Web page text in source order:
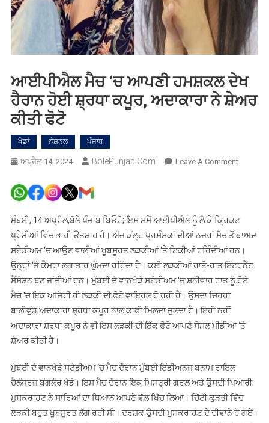
ਆਈਪੀਐਲ ਮੈਚ ‘ਚ ਆਪਣੀ ਹਮਸ਼ਕਲ ਦੇਖ
ਹੈਰਾਨ ਹੋਈ ਸ਼੍ਰਧਾ ਕਪੂਰ, ਅਦਾਕਾਰਾ ਨੇ ਸ਼ੇਅਰ
ਕੀਤੀ ਫੋਟੋ
ਖੇਡਾਂ ਨੈਸ਼ਨਲ ਪੰਜਾਬ
ਅਪ੍ਰੈਲ 14, 2024 BolePunjab.com Leave A CommentOn
ਆਪਣੀ
ਹੈਰਾਨ
ਸ਼੍ਰਧਾ
ਨੇ
ਮੁੰਬਈ, 14 ਅਪ੍ਰੈਲ,ਬੋਲੇ ਪੰਜਾਬ ਬਿਓਰੋ; ਇਸ ਸਮੇਂ ਆਈਪੀਐਲ ਨੂੰ ਲੈ ਕੇ ਕ੍ਰਿਕਟ
ਪ੍ਰੇਮੀਆਂ ਵਿੱਚ ਭਾਰੀ ਉਤਸ਼ਾਹ ਹੈ। ਅੱਜ ਕੱਲ੍ਹ ਪ੍ਰਸ਼ੰਸਕਾਂ ਦੀਆਂ ਨਜ਼ਰਾਂ ਮੈਚ ਤੋਂ ਬਾਅਦ
ਸਟੇਡੀਅਮ ‘ਚ ਆਉਣ ਵਾਲੀਆਂ ਖੂਬਸੂਰਤ ਲੜਕੀਆਂ ‘ਤੇ ਟਿਕੀਆਂ ਰਹਿੰਦੀਆਂ ਹਨ।
ਉਨ੍ਹਾਂ ‘ਤੇ ਕੈਮਰਾ ਲਗਾਤਾਰ ਘੁੰਮਦਾ ਰਹਿੰਦਾ ਹੈ। ਕਈ ਲੜਕੀਆਂ ਰਾਤੋ-ਰਾਤ ਇੰਟਰਨੈੱਟ
ਸੈਂਸੇਸ਼ਨ ਬਣ ਜਾਂਦੀਆਂ ਹਨ। ਮੁੰਬਈ ਦੇ ਵਾਨਖੇੜੇ ਸਟੇਡੀਅਮ ‘ਚ ਸ਼ਨੀਵਾਰ ਰਾਤ ਨੂੰ ਹੋਏ
ਮੈਚ ‘ਚ ਇਕ ਅਜਿਹੀ ਹੀ ਲੜਕੀ ਦੀ ਫੋਟੋ ਵਾਇਰਲ ਹੋ ਰਹੀ ਹੈ। ਉਸਦਾ ਚਿਹਰਾ
ਬਾਲੀਵੁੱਡ ਅਦਾਕਾਰਾ ਸ਼੍ਰਧਾ ਕਪੂਰ ਨਾਲ ਕਾਫੀ ਮਿਲਦਾ ਜੁਲਦਾ ਹੈ। ਇਹੀ ਨਹੀਂ
ਅਦਾਕਾਰਾ ਸ਼ਰਧਾ ਕਪੂਰ ਨੇ ਵੀ ਇਸ ਲੜਕੀ ਦੀ ਇੱਕ ਫੋਟੋ ਆਪਣੇ ਸੋਸ਼ਲ ਮੀਡੀਆ ‘ਤੇ
ਸ਼ੇਅਰ ਕੀਤੀ ਹੈ।
ਮੁੰਬਈ ਦੇ ਵਾਨਖੇੜੇ ਸਟੇਡੀਅਮ ‘ਚ ਮੈਚ ਦੌਰਾਨ ਮੁੰਬਈ ਇੰਡੀਅਨਜ਼ ਬਨਾਮ ਰਾਇਲ
ਚੈਲੰਜਰਜ਼ ਬੰਗਲੌਰ ਖੇਡੇ। ਇਸ ਮੈਚ ਦੌਰਾਨ ਇਕ ਮਿਸਟ੍ਰੀ ਗਰਲ ਅਤੇ ਉਸਦੀ ਪਿਆਰੀ
ਮੁਸਕਰਾਹਟ ਨੇ ਸਾਰਿਆਂ ਦਾ ਧਿਆਨ ਆਪਣੇ ਵੱਲ ਖਿੱਚ ਲਿਆ। ਚਿੱਟੀ ਕੁੜਤੀ ਵਿੱਚ
ਲੜਕੀ ਬਹੁਤ ਖੂਬਸੂਰਤ ਲੱਗ ਰਹੀ ਸੀ। ਦਰਸ਼ਕ ਉਸਦੀ ਮੁਸਕਰਾਹਟ ਦੇ ਦੀਵਾਨੇ ਹੋ ਗਏ।